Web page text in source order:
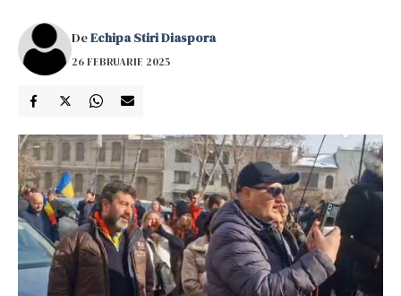
DeEchipa Stiri Diaspora
26 FEBRUARIE 2025